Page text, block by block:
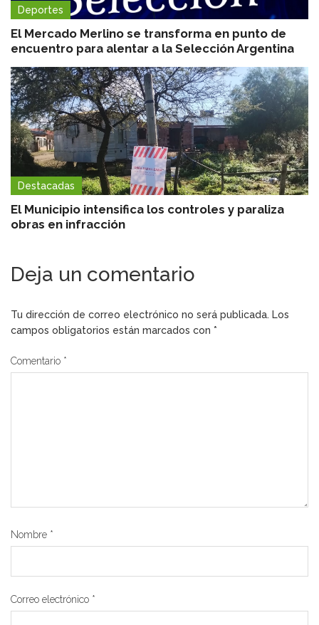
Deportes
El Mercado Merlino se transforma en punto de
encuentro para alentar a la Selección Argentina
Destacadas
El Municipio intensifica los controles y paraliza
obras en infracción
Deja un comentario
Tu dirección de correo electrónico no será publicada. Los
campos obligatorios están marcados con *
Comentario *
Nombre *
Correo electrónico *